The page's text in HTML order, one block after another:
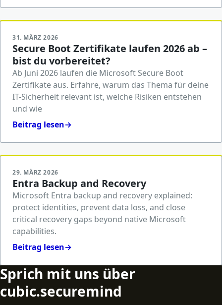
31. MÄRZ 2026
Secure Boot Zertifikate laufen 2026 ab –
bist du vorbereitet?
Ab Juni 2026 laufen die Microsoft Secure Boot
Zertifikate aus. Erfahre, warum das Thema für deine
IT-Sicherheit relevant ist, welche Risiken entstehen
und wie
Beitrag lesen→
29. MÄRZ 2026
Entra Backup and Recovery
Microsoft Entra backup and recovery explained:
protect identities, prevent data loss, and close
critical recovery gaps beyond native Microsoft
capabilities.
Beitrag lesen→
Sprich mit uns über
cubic.securemind